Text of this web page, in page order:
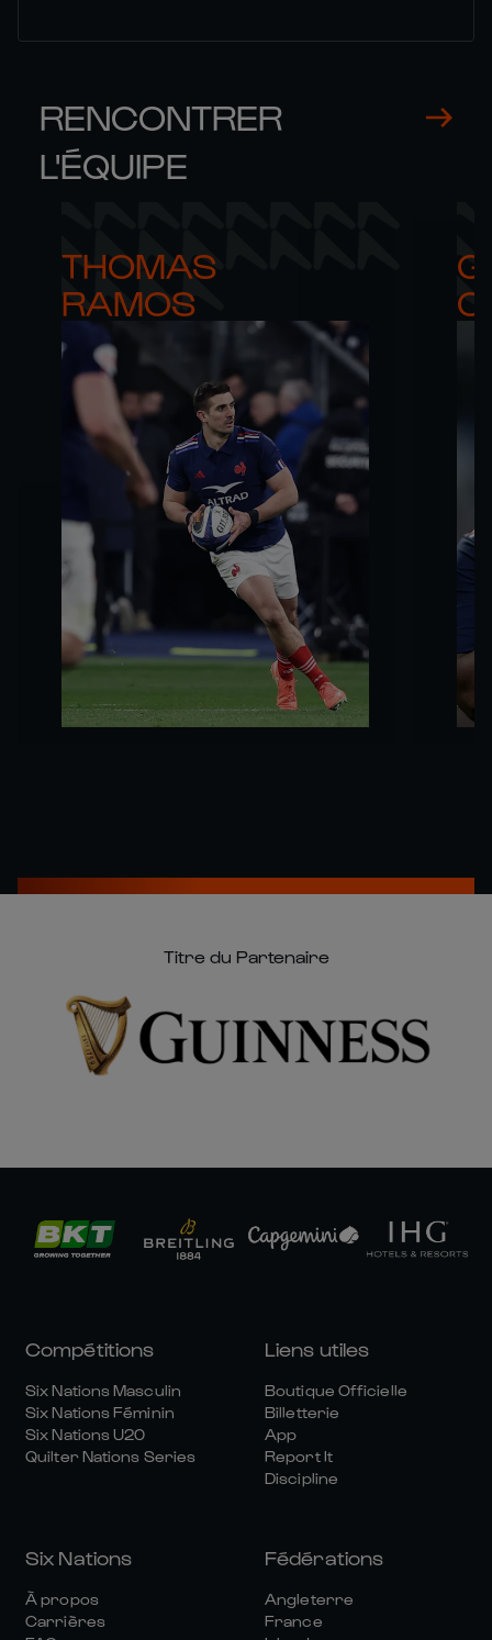
RENCONTRER
L'ÉQUIPE
THOMAS
RAMOS
Titre du Partenaire
Compétitions
Six Nations Masculin
Six Nations Féminin
Six Nations U20
Quilter Nations Series
Liens utiles
Boutique Officielle
Billetterie
App
Report It
Discipline
Six Nations
À propos
Carrières
Fédérations
Angleterre
France